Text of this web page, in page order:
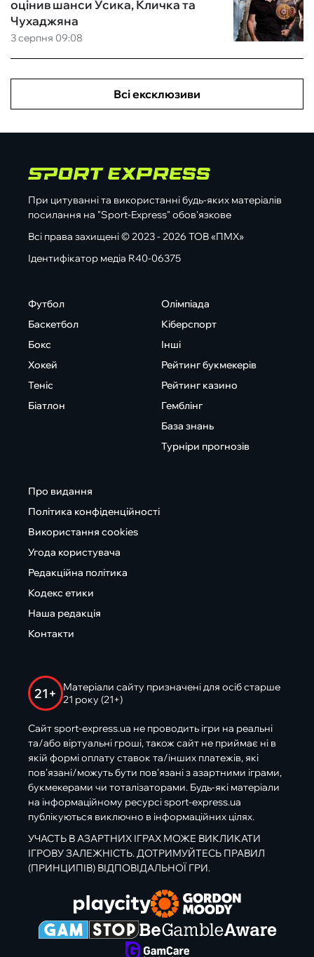
3 серпня 09:08
оцінив шанси Усика, Кличка та
Чухаджяна
Всі ексклюзиви
При цитуванні та використанні будь-яких матеріалів
посилання на "Sport-Express" обов'язкове
Всі права захищені © 2023 - 2026 ТОВ «ПМХ»
Ідентифікатор медіа R40-06375
Футбол
Баскетбол
Бокс
Хокей
Теніс
Біатлон
Олімпіада
Кіберспорт
Інші
Рейтинг букмекерів
Рейтинг казино
Гемблінг
База знань
Турніри прогнозів
Про видання
Політика конфіденційності
Використання cookies
Угода користувача
Редакційна політика
Кодекс етики
Наша редакція
Контакти
21+
Матеріали сайту призначені для осіб старше
21 року (21+)
Сайт sport-express.ua не проводить ігри на реальні
та/або віртуальні гроші, також сайт не приймає ні в
якій формі оплату ставок та/інших платежів, які
пов’язані/можуть бути пов’язані з азартними іграми,
букмекерами чи тоталізаторами. Будь-які матеріали
на інформаційному ресурсі sport-express.ua
публікуються виключно в інформаційних цілях.
УЧАСТЬ В АЗАРТНИХ ІГРАХ МОЖЕ ВИКЛИКАТИ
ІГРОВУ ЗАЛЕЖНІСТЬ. ДОТРИМУЙТЕСЬ ПРАВИЛ
(ПРИНЦИПІВ) ВІДПОВІДАЛЬНОЇ ГРИ.